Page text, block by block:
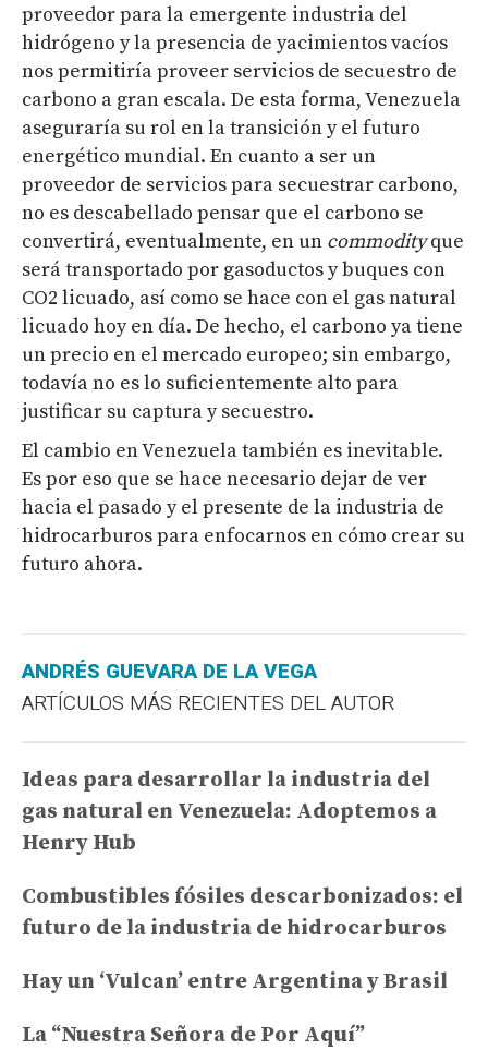
proveedor para la emergente industria del
hidrógeno y la presencia de yacimientos vacíos
nos permitiría proveer servicios de secuestro de
carbono a gran escala. De esta forma, Venezuela
aseguraría su rol en la transición y el futuro
energético mundial. En cuanto a ser un
proveedor de servicios para secuestrar carbono,
no es descabellado pensar que el carbono se
convertirá, eventualmente, en un commodityque
será transportado por gasoductos y buques con
CO2 licuado, así como se hace con el gas natural
licuado hoy en día. De hecho, el carbono ya tiene
un precio en el mercado europeo; sin embargo,
todavía no es lo suficientemente alto para
justificar su captura y secuestro.
El cambio en Venezuela también es inevitable.
Es por eso que se hace necesario dejar de ver
hacia el pasado y el presente de la industria de
hidrocarburos para enfocarnos en cómo crear su
futuro ahora.
ANDRÉS GUEVARA DE LA VEGA
ARTÍCULOS MÁS RECIENTES DEL AUTOR
Ideas para desarrollar la industria del
gas natural en Venezuela: Adoptemos a
Henry Hub
Combustibles fósiles descarbonizados: el
futuro de la industria de hidrocarburos
Hay un ‘Vulcan’ entre Argentina y Brasil
La “Nuestra Señora de Por Aquí”